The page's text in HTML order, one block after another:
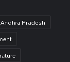
Pradesh